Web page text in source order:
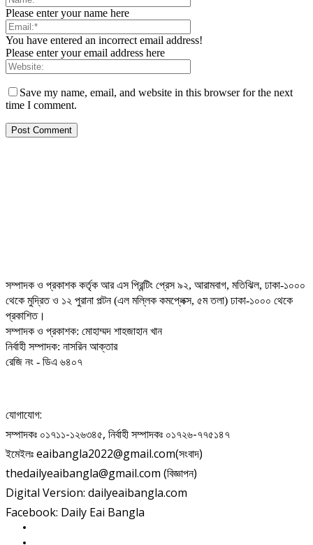
Please enter your name here
You have entered an incorrect email address!
Please enter your email address here
Save my name, email, and website in this browser for the next
time I comment.
সম্পাদক ও প্রকাশক কর্তৃক আর এস প্রিন্টিং প্রেস ৯২, আরামবাগ, মতিঝিল, ঢাকা-১০০০
থেকে মুদ্রিত ও ১২ পুরানা পল্টন (এল মল্লিক কমপ্লেক্স, ৫ম তলা) ঢাকা-১০০০ থেকে
প্রকাশিত।
সম্পাদক ও প্রকাশক: মোহাম্মদ শাহজাহান খান
নির্বাহী সম্পাদক: নাসরিন আক্তার
রেজি নং - ডিএ ৬৪০৭
যোগাযোগ:
সম্পাদকঃ ০১৭১১-১২৬৩৪৫, নির্বাহী সম্পাদকঃ ০১৭২৬-৭৭৫১৪৭
ইমেইলঃ eaibangla2022@gmail.com(সংবাদ)
thedailyeaibangla@gmail.com (বিজ্ঞাপন)
Digital Version: dailyeaibangla.com
Facebook: Daily Eai Bangla